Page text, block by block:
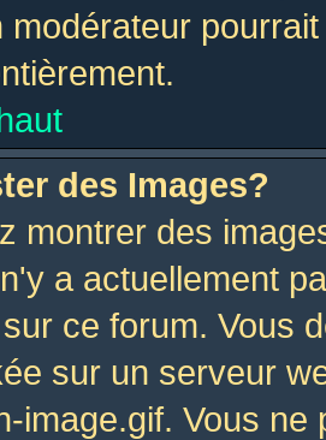
modérateur
des Images?
montrer des
a actuellement
ce forum. Vous
sur un serveur
image.gif. Vous